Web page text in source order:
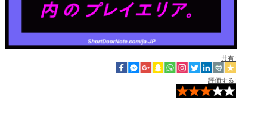
共有:
評価する: